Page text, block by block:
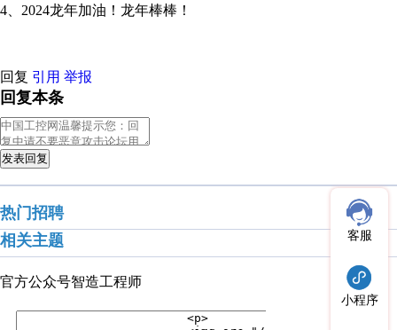
4、2024龙年加油！龙年棒棒！
回复 引用 举报
回复本条
发表回复
热门招聘
相关主题
官方公众号智造工程师
客服
小程序